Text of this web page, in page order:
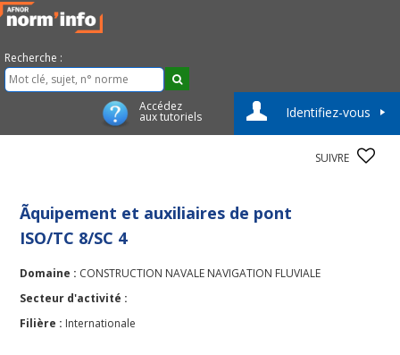
Recherche :
Accédez
aux tutoriels Identifiez-vous
SUIVRE
Ãquipement et auxiliaires de pont
ISO/TC 8/SC 4
Domaine : CONSTRUCTION NAVALE NAVIGATION FLUVIALE
Secteur d'activité :
Filière : Internationale